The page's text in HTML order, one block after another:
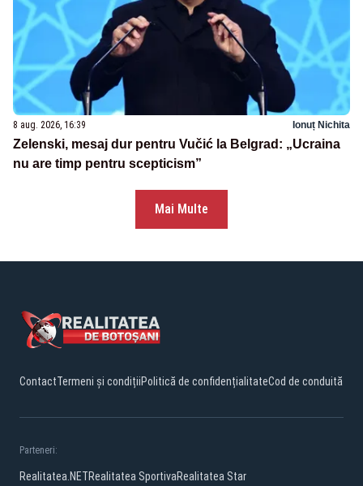
8 aug. 2026, 16:39 Ionuț Nichita
Zelenski, mesaj dur pentru Vučić la Belgrad: „Ucraina
nu are timp pentru scepticism”
Mai Multe
ContactTermeni și condițiiPolitică de confidențialitateCod de conduită
Parteneri:
Realitatea.NETRealitatea SportivaRealitatea Star